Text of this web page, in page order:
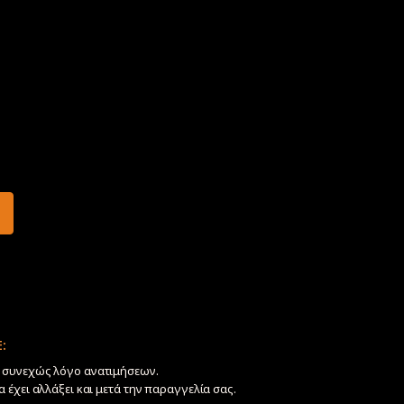
συνεχώς λόγο ανατιμήσεων.
έχει αλλάξει και μετά την παραγγελία σας.